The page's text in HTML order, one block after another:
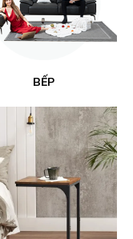
BẾP